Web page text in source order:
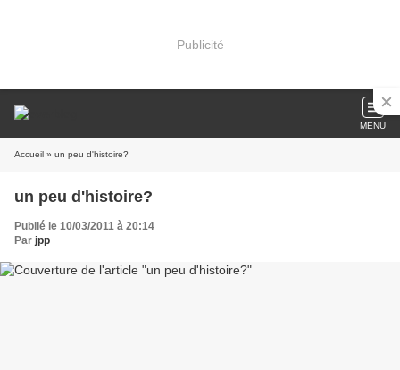
Publicité
MENU
Accueil » un peu d'histoire?
un peu d'histoire?
Publié le 10/03/2011 à 20:14
Par jpp